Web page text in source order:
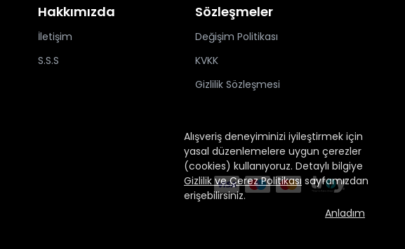
Alışveriş deneyiminizi iyileştirmek için
yasal düzenlemelere uygun çerezler
(cookies) kullanıyoruz. Detaylı bilgiye
Gizlilik ve Çerez Politikası sayfamızdan
erişebilirsiniz.
Anladım
Hakkımızda
İletişim
S.S.S
Sözleşmeler
Değişim Politikası
KVKK
Gizlilik Sözleşmesi